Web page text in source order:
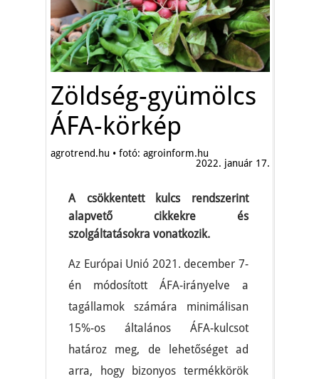
Zöldség-gyümölcs
ÁFA-körkép
agrotrend.hu • fotó: agroinform.hu
2022. január 17.
A csökkentett kulcs rendszerint
alapvető cikkekre és
szolgáltatásokra vonatkozik.
Az Európai Unió 2021. december 7-
én módosított ÁFA-irányelve a
tagállamok számára minimálisan
15%-os általános ÁFA-kulcsot
határoz meg, de lehetőséget ad
arra, hogy bizonyos termékkörök